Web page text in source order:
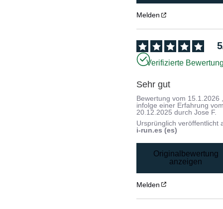
Melden
5
Verifizierte
Sehr gut
Bewertung vom 15.1.2026
infolge einer Erfahrung
20.12.2025 durchJose F.
Ursprünglich veröffentlicht
i-run.es (es)
Originalbewertung
anzeigen
Melden